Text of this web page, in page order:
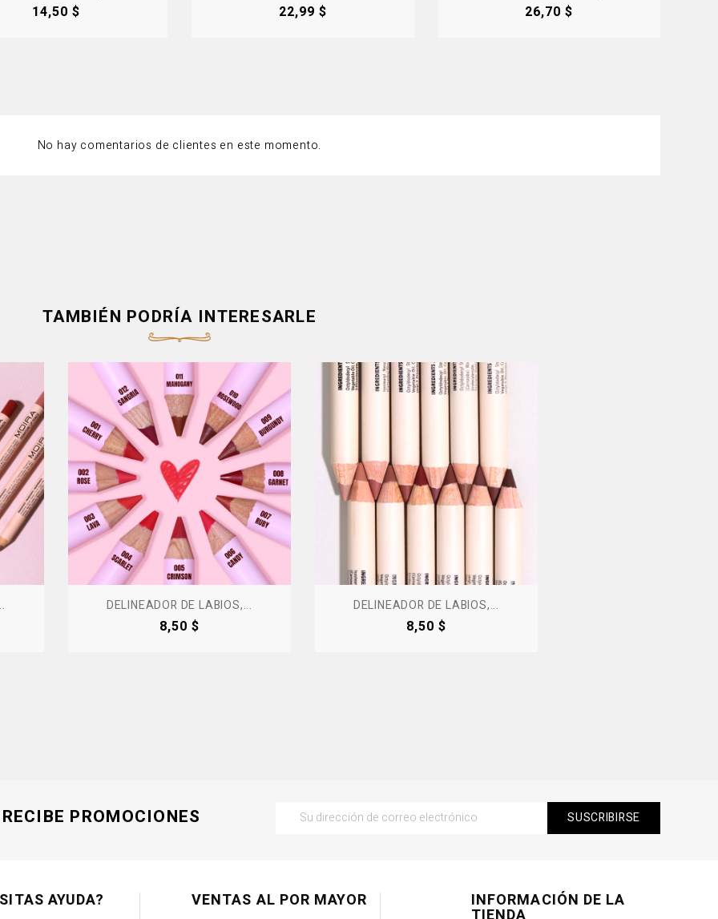
Precio
14,50 $ Precio
22,99 $ Precio
26,70 $
No hay comentarios de clientes en este momento.
TAMBIÉN PODRÍA INTERESARLE
DELINEADOR DE LABIOS,...
Precio
8,50 $
DELINEADOR DE LABIOS,...
Precio
8,50 $
RECIBE PROMOCIONES
AYUDA? VENTAS AL POR MAYOR INFORMACIÓN DE LA